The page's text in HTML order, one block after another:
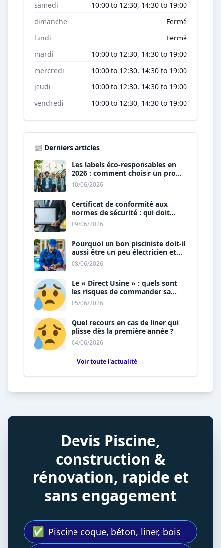
samedi
10:00 to 12:30, 14:30 to 19:00
dimanche
Fermé
lundi
Fermé
mardi
10:00 to 12:30, 14:30 to 19:00
mercredi
10:00 to 12:30, 14:30 to 19:00
jeudi
10:00 to 12:30, 14:30 to 19:00
vendredi
10:00 to 12:30, 14:30 to 19:00
📰 Derniers articles
Les labels éco-responsables en
2026 : comment choisir un pro
« vert » ?
10/06/2026
Certificat de conformité aux
normes de sécurité : qui doit
vous le délivrer ?
09/06/2026
Pourquoi un bon pisciniste doit-il
aussi être un peu électricien et
plombier ?
08/06/2026
Le « Direct Usine » : quels sont
les risques de commander sa
piscine sans installateur ?
05/06/2026
Quel recours en cas de liner qui
plisse dès la première année ?
04/06/2026
Voir toute l'actualité →
Devis Piscine,
construction &
rénovation, rapide et
sans engagement
✅ Piscine coque, béton, liner, bois